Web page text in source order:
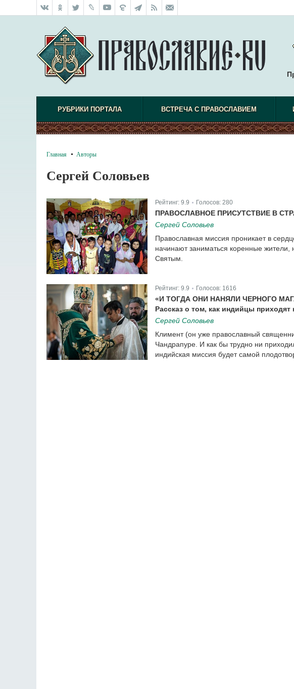
РУБРИКИ ПОРТАЛА ВСТРЕЧА С ПРАВОСЛАВИЕМ
Главная Авторы
Сергей Соловьев
Рейтинг: 9.9 Голосов: 280
ПРАВОСЛАВНОЕ ПРИСУТСТВИЕ В
Сергей Соловьев
Православная миссия проникает в
начинают заниматься коренные
Святым.
Рейтинг: 9.9 Голосов: 1616
«И ТОГДА ОНИ НАНЯЛИ ЧЕРНОГО
Рассказ о том, как индийцы приходят
Сергей Соловьев
Климент (он уже православный
Чандрапуре. И как бы трудно ни
индийская миссия будет самой